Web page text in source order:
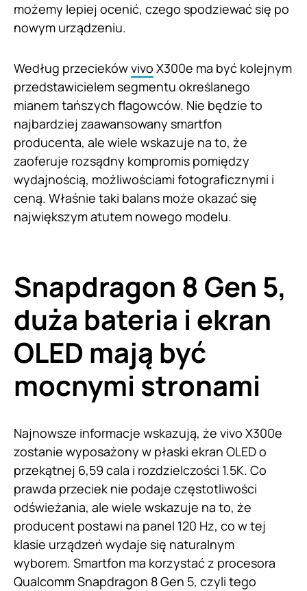
możemy lepiej ocenić, czego spodziewać się po
nowym urządzeniu.
Według przeciekówvivo X300e ma być kolejnym
przedstawicielem segmentu określanego
mianem tańszych flagowców. Nie będzie to
najbardziej zaawansowany smartfon
producenta, ale wiele wskazuje na to, że
zaoferuje rozsądny kompromis pomiędzy
wydajnością, możliwościami fotograficznymi i
ceną. Właśnie taki balans może okazać się
największym atutem nowego modelu.
Snapdragon 8 Gen 5,
duża bateria i ekran
OLED mają być
mocnymi stronami
Najnowsze informacje wskazują, że vivo X300e
zostanie wyposażony w płaski ekran OLED o
przekątnej 6,59 cala i rozdzielczości 1.5K. Co
prawda przeciek nie podaje częstotliwości
odświeżania, ale wiele wskazuje na to, że
producent postawi na panel 120 Hz, co w tej
klasie urządzeń wydaje się naturalnym
wyborem. Smartfon ma korzystać z procesora
Qualcomm Snapdragon 8 Gen 5, czyli tego